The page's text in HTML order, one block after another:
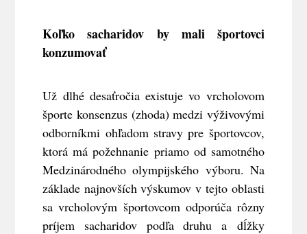
Koľko sacharidov by mali športovci
konzumovať
Už dlhé desaťročia existuje vo vrcholovom
športe konsenzus (zhoda) medzi výživovými
odborníkmi ohľadom stravy pre športovcov,
ktorá má požehnanie priamo od samotného
Medzinárodného olympijského výboru. Na
základe najnovších výskumov v tejto oblasti
sa vrcholovým športovcom odporúča rôzny
príjem sacharidov podľa druhu a dĺžky